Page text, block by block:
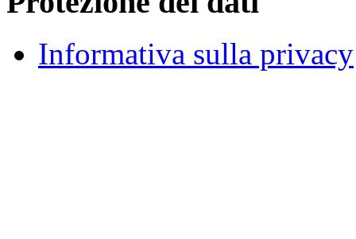
Informativa sulla privacy